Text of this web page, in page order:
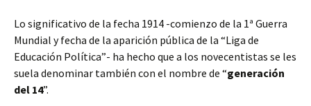
Lo significativo de la fecha 1914 -comienzo de la 1ª Guerra
Mundial y fecha de la aparición pública de la “Liga de
Educación Política”- ha hecho que a los novecentistas se les
suela denominar también con el nombre de “generación
del 14”.